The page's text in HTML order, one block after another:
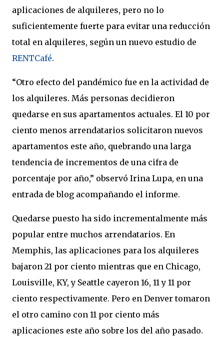
aplicaciones de alquileres, pero no lo
suficientemente fuerte para evitar una reducción
total en alquileres, según un nuevo estudio de
RENTCafé.
“Otro efecto del pandémico fue en la actividad de
los alquileres. Más personas decidieron
quedarse en sus apartamentos actuales. El 10 por
ciento menos arrendatarios solicitaron nuevos
apartamentos este año, quebrando una larga
tendencia de incrementos de una cifra de
porcentaje por año,” observó Irina Lupa, en una
entrada de blog acompañando el informe.
Quedarse puesto ha sido incrementalmente más
popular entre muchos arrendatarios. En
Memphis, las aplicaciones para los alquileres
bajaron 21 por ciento mientras que en Chicago,
Louisville, KY, y Seattle cayeron 16, 11 y 11 por
ciento respectivamente. Pero en Denver tomaron
el otro camino con 11 por ciento más
aplicaciones este año sobre los del año pasado.